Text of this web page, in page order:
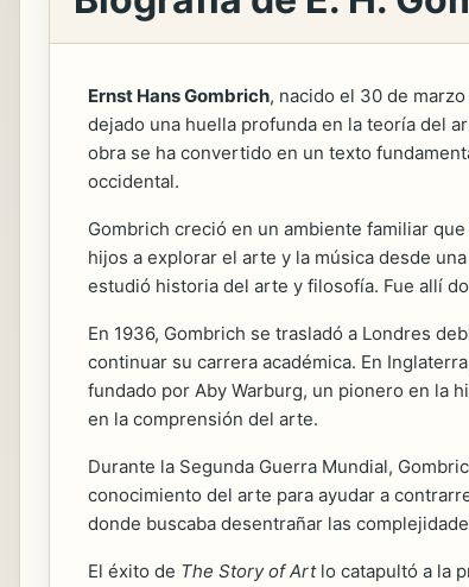
Ernst Hans Gombrich, nacido el 30 de
dejado una huella profunda en la teoría del
obra se ha convertido en un texto
occidental.
Gombrich creció en un ambiente familiar
hijos a explorar el arte y la música desde
estudió historia del arte y filosofía. Fue allí
En 1936, Gombrich se trasladó a Londres
continuar su carrera académica. En
fundado por Aby Warburg, un pionero en la
en la comprensión del arte.
Durante la Segunda Guerra Mundial,
conocimiento del arte para ayudar a
donde buscaba desentrañar las
El éxito de The Story of Artlo catapultó a la